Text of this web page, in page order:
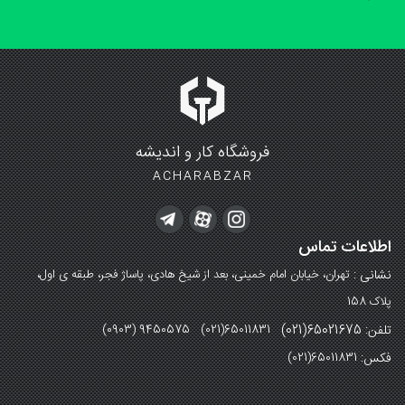
فروشگاه کار و اندیشه
ACHARABZAR
اطلاعات تماس
نشانی :تهران، خیابان امام خمینی، بعد از شیخ هادی، پاساژ فجر، طبقه ی اول،
پلاک 158
تلفن: 65021675(021) (0903) 9450575 (021)65011831
فکس:(021)65011831